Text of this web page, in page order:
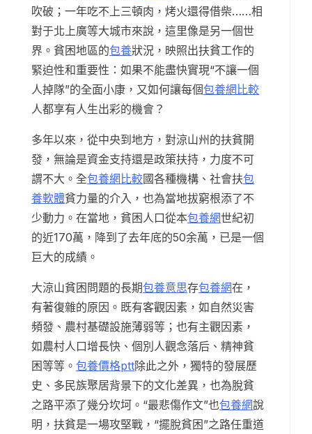
吹破；一年吃不上三頓肉，烤火還得借柴……相
對于北上廣等大城市來說，這里像是另一個世
界。貧困地區的包養狀況，映照出扶貧工作的
緊迫性和重要性：如果不能盡快實現“不讓一個
人掉隊”的全面小康，又如何讓每個包養網比較
人都享有人生出彩的機會？
多年以來，從中央到地方，對涼山州的扶貧開
發，無論是資金支持還是政策扶持，力度不可
謂不大。全包養網比較國各種機構、社會扶包
養軟體貧力量的介入，也為當地拔窮根添了不
少動力。在當地，貧困人口從本包養網世紀初
的近170萬，降到了去年底的50余萬，已是一個
巨大的成績。
大涼山貧困問題的長期包養意思存包養網在，
有著復雜的原因。既有客觀因素，如自然災害
頻發、農村基礎設施薄弱等；也有主觀因素，
如農村人口增長快、個別人觀念落后、精神貧
困等等。 包養價格ptt除此之外，獨特的發展歷
史、多民族聚居背景下的文化差異，也為脫貧
之路平添了幾分坎坷。“最悲傷作文”也包養網說
明，扶貧是一場攻堅戰，“擺脫貧困”之路任重道